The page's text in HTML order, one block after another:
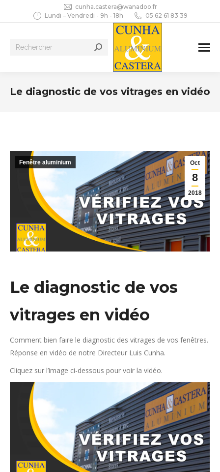
cunha.castera@wanadoo.fr
Lundi – Vendredi - 9h - 18h
05 62 61 83 39
Recherche
Le diagnostic de vos vitrages en vidéo
Oct
8
2018
Fenêtre aluminium
Le diagnostic de vos
vitrages en vidéo
Comment bien faire le diagnostic des vitrages de vos fenêtres.
Réponse en vidéo de notre Directeur Luis Cunha.
Cliquez sur l’image ci-dessous pour voir la vidéo.